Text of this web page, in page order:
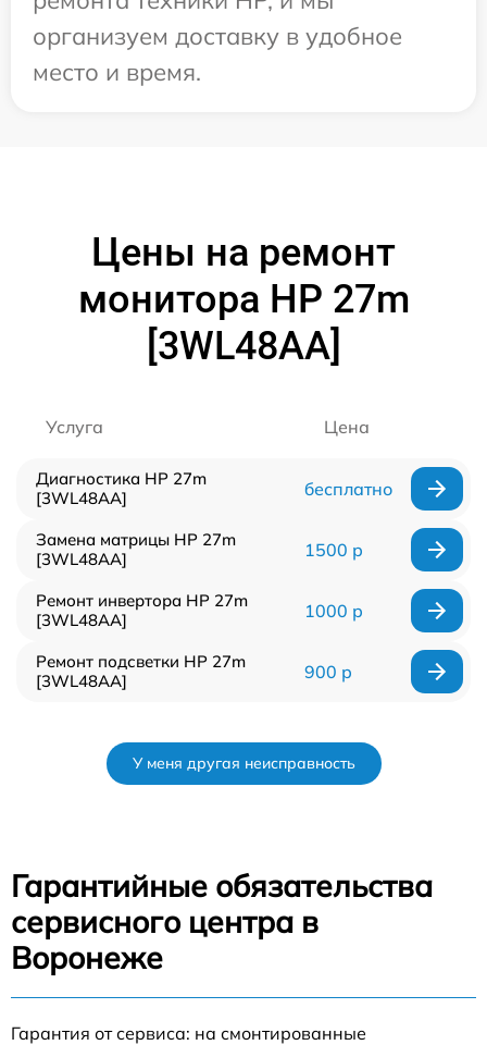
организуем доставку в удобное
место и время.
Цены на ремонт
монитора HP 27m
[3WL48AA]
Услуга Цена
Диагностика HP 27m
[3WL48AA]
бесплатно
Замена матрицы HP 27m
[3WL48AA]
1500 р
Ремонт инвертора HP 27m
[3WL48AA]
1000 р
Ремонт подсветки HP 27m
[3WL48AA]
900 р
У меня другая неисправность
Гарантийные обязательства
сервисного центра в
Воронеже
Гарантия от сервиса: на смонтированные